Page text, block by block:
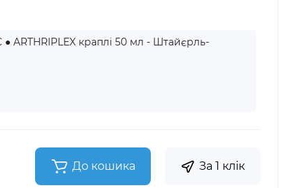
ARTHRIPLEX краплі 50 мл - Штайєрль-
До кошика За 1 клік